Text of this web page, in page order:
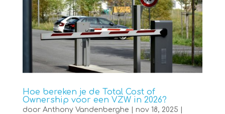
Hoe bereken je de Total Cost of
Ownership voor een VZW in 2026?
door Anthony Vandenberghe nov 18, 2025